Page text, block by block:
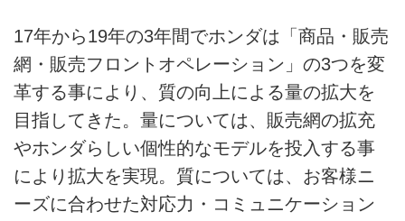
17年から19年の3年間でホンダは「商品・販売
網・販売フロントオペレーション」の3つを変
革する事により、質の向上による量の拡大を
目指してきた。量については、販売網の拡充
やホンダらしい個性的なモデルを投入する事
により拡大を実現。質については、お客様ニ
ーズに合わせた対応力・コミュニケーション